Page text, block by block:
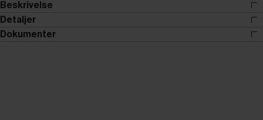
Beskrivelse
Detaljer
Dokumenter